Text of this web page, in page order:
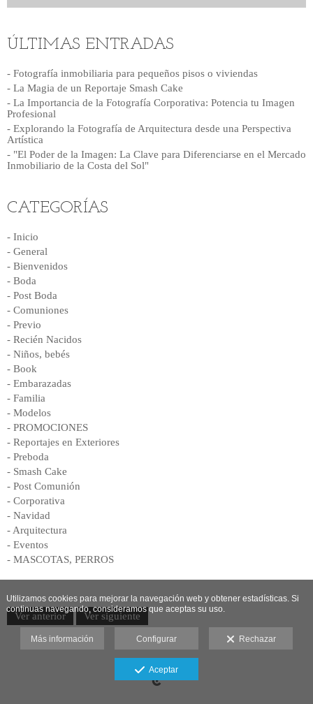
ÚLTIMAS ENTRADAS
- Fotografía inmobiliaria para pequeños pisos o viviendas
- La Magia de un Reportaje Smash Cake
- La Importancia de la Fotografía Corporativa: Potencia tu Imagen
Profesional
- Explorando la Fotografía de Arquitectura desde una Perspectiva
Artística
- "El Poder de la Imagen: La Clave para Diferenciarse en el Mercado
Inmobiliario de la Costa del Sol"
CATEGORÍAS
- Inicio
- General
- Bienvenidos
- Boda
- Post Boda
- Comuniones
- Previo
- Recién Nacidos
- Niños, bebés
- Book
- Embarazadas
- Familia
- Modelos
- PROMOCIONES
- Reportajes en Exteriores
- Preboda
- Smash Cake
- Post Comunión
- Corporativa
- Navidad
- Arquitectura
- Eventos
- MASCOTAS, PERROS
Ver anterior Ver siguiente
Utilizamos cookies para mejorar la navegación web y obtener estadísticas. Si
continuas navegando, consideramos que aceptas su uso.
Más información Configurar Rechazar
Aceptar